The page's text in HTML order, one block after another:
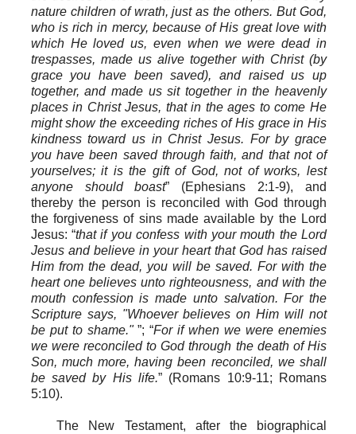
nature children of wrath, just as the others. But God,
who is rich in mercy, because of His great love with
which He loved us, even when we were dead in
trespasses, made us alive together with Christ (by
grace you have been saved), and raised us up
together, and made us sit together in the heavenly
places in Christ Jesus, that in the ages to come He
might show the exceeding riches of His grace in His
kindness toward us in Christ Jesus. For by grace
you have been saved through faith, and that not of
yourselves; it is the gift of God, not of works, lest
anyone should boast” (Ephesians 2:1-9), and
thereby the person isreconciled with God through
the forgiveness of sins made available by the Lord
Jesus: “that if you confess with your mouth the Lord
Jesus and believe in your heart that God has raised
Him from the dead, you will be saved. For with the
heart one believes unto righteousness, and with the
mouth confession is made unto salvation. For the
Scripture says, "Whoever believes on Him will not
be put to shame."”; “For if when we were enemies
we were reconciled to God through the death of His
Son, much more, having been reconciled, we shall
be saved by His life.” (Romans 10:9-11; Romans
5:10).
The New Testament, after the biographical